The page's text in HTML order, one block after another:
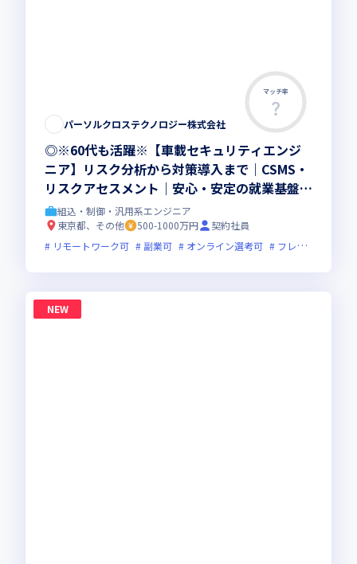
マッチ率
パーソルクロステクノロジー株式会社
◎※60代も活躍※【車載セキュリティエンジ
ニア】リスク分析から対策導入まで｜CSMS・
リスクアセスメント｜安心・安定の就業基盤｜
東証プライム上場G
組込・制御・汎用系エンジニア
東京都、その他
500-1000万円
契約社員
リモートワーク可
副業可 オンライン選考可 フレックス制度あり
NEW